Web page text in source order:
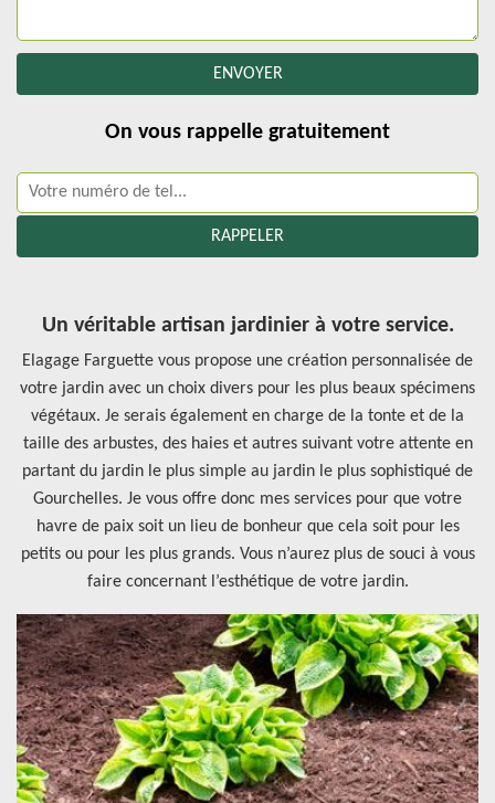
On vous rappelle gratuitement
Un véritable artisan jardinier à votre service.
Elagage Farguette vous propose une création personnalisée de
votre jardin avec un choix divers pour les plus beaux spécimens
végétaux. Je serais également en charge de la tonte et de la
taille des arbustes, des haies et autres suivant votre attente en
partant du jardin le plus simple au jardin le plus sophistiqué de
Gourchelles. Je vous offre donc mes services pour que votre
havre de paix soit un lieu de bonheur que cela soit pour les
petits ou pour les plus grands. Vous n’aurez plus de souci à vous
faire concernant l’esthétique de votre jardin.